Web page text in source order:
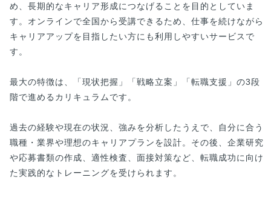
め、長期的なキャリア形成につなげることを目的としていま
す。オンラインで全国から受講できるため、仕事を続けながら
キャリアアップを目指したい方にも利用しやすいサービスで
す。
最大の特徴は、「現状把握」「戦略立案」「転職支援」の3段
階で進めるカリキュラムです。
過去の経験や現在の状況、強みを分析したうえで、自分に合う
職種・業界や理想のキャリアプランを設計。その後、企業研究
や応募書類の作成、適性検査、面接対策など、転職成功に向け
た実践的なトレーニングを受けられます。